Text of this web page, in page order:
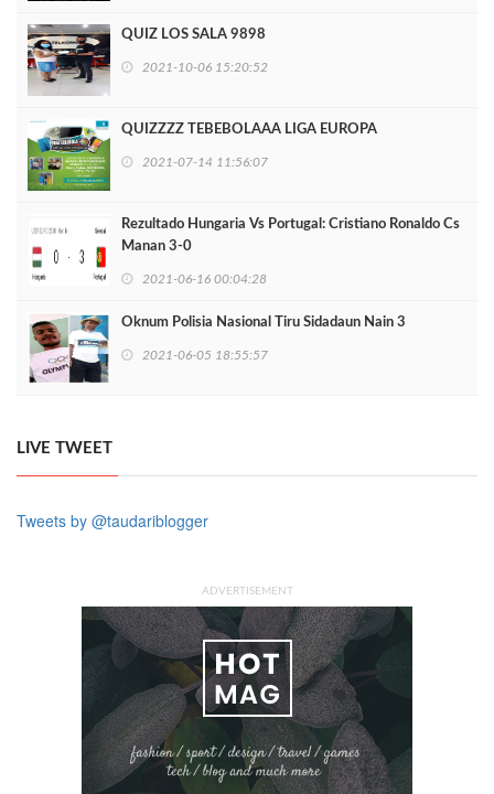
QUIZ LOS SALA 9898
2021-10-06 15:20:52
QUIZZZZ TEBEBOLAAA LIGA EUROPA
2021-07-14 11:56:07
Rezultado Hungaria Vs Portugal: Cristiano Ronaldo Cs
Manan 3-0
2021-06-16 00:04:28
Oknum Polisia Nasional Tiru Sidadaun Nain 3
2021-06-05 18:55:57
LIVE TWEET
Tweets by @taudariblogger
ADVERTISEMENT